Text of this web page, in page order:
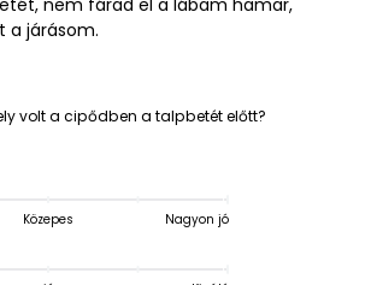
nem fárad el a lábam hamar,
a járásom.
volt a cipődben a talpbetét előtt?
Közepes Nagyon jó